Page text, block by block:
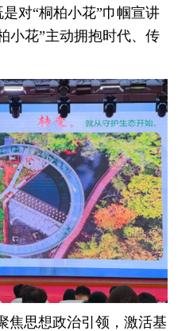
对“桐柏小花”巾帼宣讲
小花”主动拥抱时代、传
焦思想政治引领，激活基